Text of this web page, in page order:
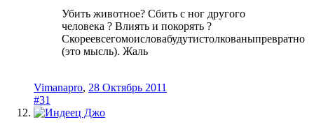
Убить животное? Сбить с ног другого
человека ? Влиять и покорять ?
Скореевсегомоисловабудутистолкованыпревратно
(это мысль). Жаль
Vimanapro, 28 Октябрь 2011
#31